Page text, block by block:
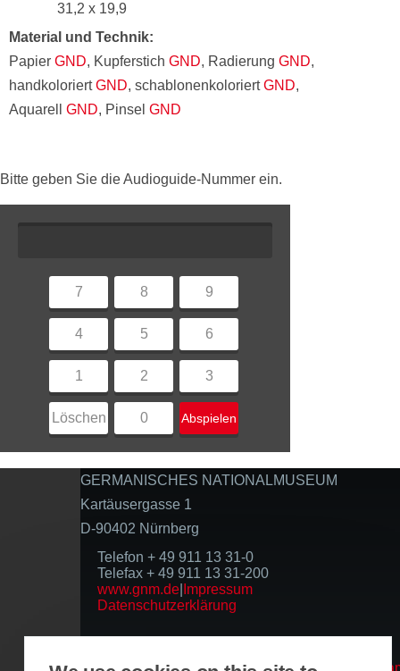
31,2 x 19,9
Material und Technik
Papier GND, Kupferstich GND, Radierung GND,
handkoloriertGND, schablonenkoloriertGND,
Aquarell GND, Pinsel GND
Bitte geben Sie die Audioguide-Nummer ein.
7 8 9
4 5 6
1 2 3
Löschen 0 Abspielen
GERMANISCHES NATIONALMUSEUM
Kartäusergasse 1
D-90402 Nürnberg
Telefon + 49 911 13 31-0
Telefax + 49 911 13 31-200
www.gnm.de Impressum
Datenschutzerklärung